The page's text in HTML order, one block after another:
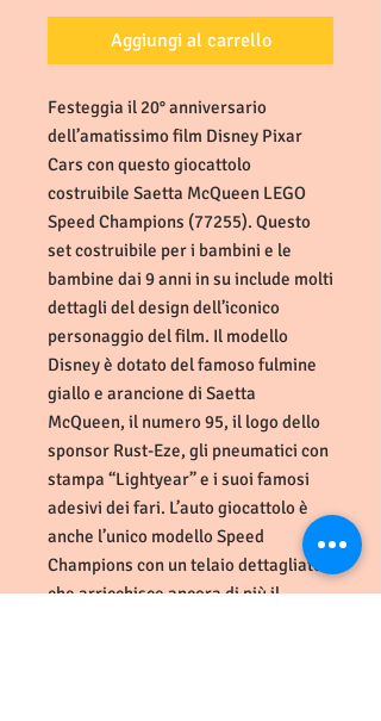
Aggiungi al carrello
Festeggia il 20° anniversario
dell’amatissimo film Disney Pixar
Cars con questo giocattolo
costruibile Saetta McQueen LEGO
Speed Champions (77255). Questo
set costruibile per i bambini e le
bambine dai 9 anni in su include molti
dettagli del design dell’iconico
personaggio del film. Il modello
Disney è dotato del famoso fulmine
giallo e arancione di Saetta
McQueen, il numero 95, il logo dello
sponsor Rust-Eze, gli pneumatici con
stampa “Lightyear” e i suoi famosi
adesivi dei fari. L’auto giocattolo è
anche l’unico modello Speed
Champions con un telaio dettagliato
che arricchisce ancora di più il